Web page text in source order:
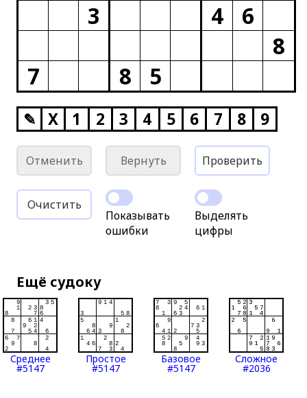
3
4
6
8
7
8 5
✎ X 1 2 3 4 5 6 7 8 9
Отменить Вернуть Проверить
Очистить
Показывать
ошибки
Выделять
цифры
Ещё судоку
Среднее
#5147
Простое
#5147
Базовое
#5147
Сложное
#2036